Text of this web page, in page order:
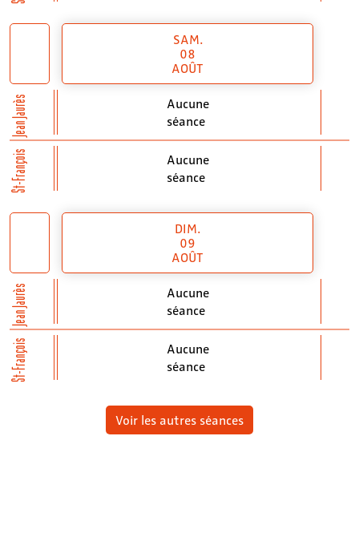
Jean Jaurès
St-François
SAM.
08
AOÛT
Aucune
séance
Aucune
séance
Jean Jaurès
St-François
DIM.
09
AOÛT
Aucune
séance
Aucune
séance
Voir les autres séances